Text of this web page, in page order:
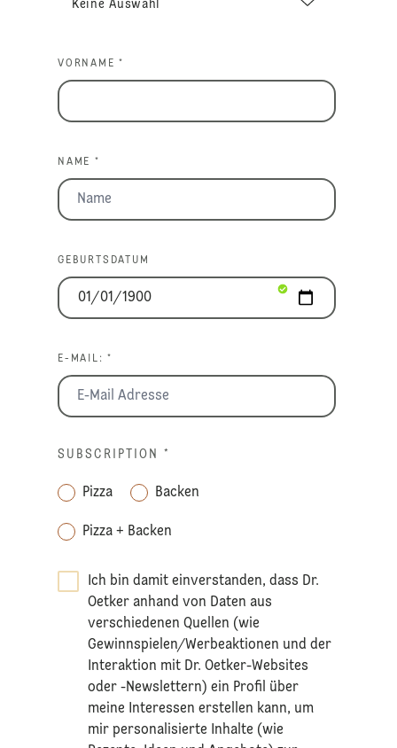
VORNAME *
NAME *
GEBURTSDATUM
E-MAIL: *
SUBSCRIPTION *
Pizza Backen
Pizza + Backen
Ich bin damit einverstanden, dass Dr.
Oetker anhand von Daten aus
verschiedenen Quellen (wie
Gewinnspielen/Werbeaktionen und der
Interaktion mit Dr. Oetker-Websites
oder -Newslettern) ein Profil über
meine Interessen erstellen kann, um
mir personalisierte Inhalte (wie